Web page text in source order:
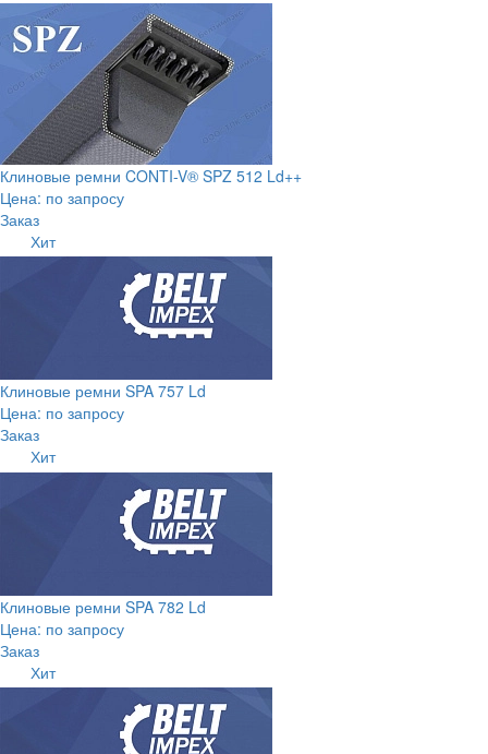
Клиновые ремни CONTI-V® SPZ 512 Ld++
Цена: по запросу
Заказ
Хит
Клиновые ремни SPA 757 Ld
Цена: по запросу
Заказ
Хит
Клиновые ремни SPA 782 Ld
Цена: по запросу
Заказ
Хит